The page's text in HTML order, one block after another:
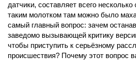
датчики, составляет всего
таким молотком там можно было
самый главный вопрос: зачем
заведомо вызывающей критику
чтобы приступить к серьёзному
происшествия? Почему этот вопрос